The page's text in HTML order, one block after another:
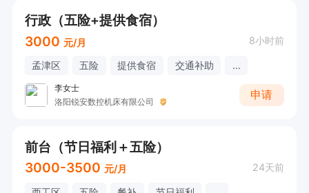
行政（五险+提供食宿）
3000 元/月 8小时前
孟津区 五险 提供食宿 交通补助 ...
李女士
洛阳锐安数控机床有限公司
申请
前台（节日福利＋五险）
3000-3500 元/月 24天前